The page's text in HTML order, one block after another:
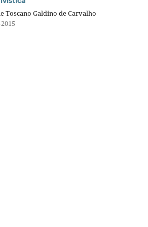
Toscano Galdino de Carvalho